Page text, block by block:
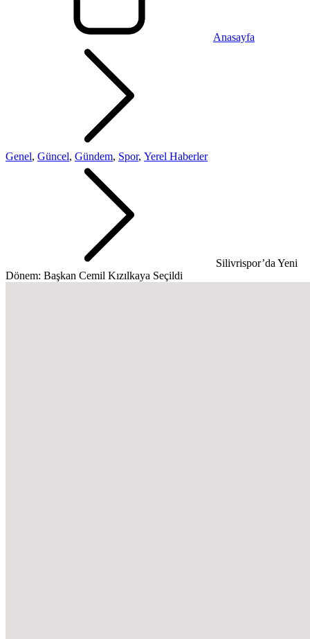
Anasayfa
Genel, Güncel, Gündem, Spor, Yerel Haberler
Silivrispor’da Yeni
Dönem: Başkan Cemil Kızılkaya Seçildi